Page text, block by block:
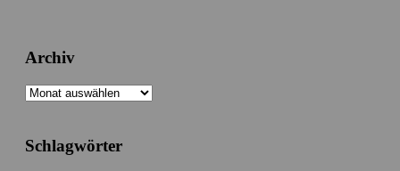
Archiv
Archiv
Schlagwörter